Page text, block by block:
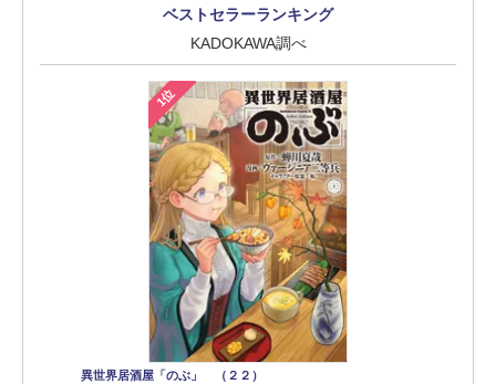
ベストセラーランキング
KADOKAWA調べ
1位
異世界居酒屋「のぶ」 （２２）